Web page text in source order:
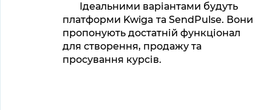
Ідеальними варіантами будуть
платформи Kwiga та SendPulse. Вони
пропонують достатній функціонал
для створення, продажу та
просування курсів.